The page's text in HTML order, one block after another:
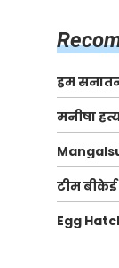
हम
Ranaut
Jantar-
मनीषा
| Full
मंगलसूत्र
शुरु की ये
टीम बीकेई
खाद
बेचने वालों
Egg